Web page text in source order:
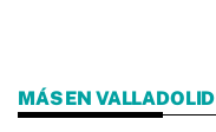
MÁS EN VALLADOLID